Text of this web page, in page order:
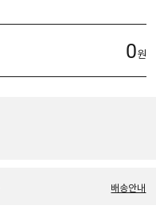
0원
배송안내